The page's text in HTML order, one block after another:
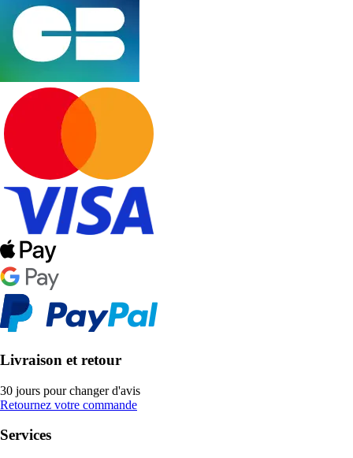
Livraison et retour
30 jours pour changer d'avis
Retournez votre commande
Services